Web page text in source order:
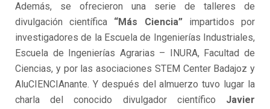
Además, se ofrecieron una serie de talleres de
divulgación científica “Más Ciencia”impartidos por
investigadores de la Escuela de Ingenierías Industriales,
Escuela de Ingenierías Agrarias – INURA, Facultad de
Ciencias, y por las asociaciones STEM Center Badajoz y
AluCIENCIAnante. Y después del almuerzo tuvo lugar la
charla del conocido divulgador científico Javier